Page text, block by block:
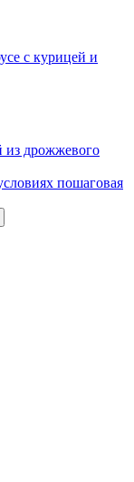
с курицей и
из дрожжевого
пошаговая